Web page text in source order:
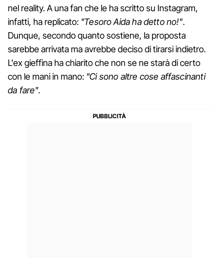
nel reality. A una fan che le ha scritto su Instagram,
infatti, ha replicato: "Tesoro Aida ha detto no!".
Dunque, secondo quanto sostiene, la proposta
sarebbe arrivata ma avrebbe deciso di tirarsi indietro.
L'ex gieffina ha chiarito che non se ne starà di certo
con le mani in mano: "Ci sono altre cose affascinanti
da fare".